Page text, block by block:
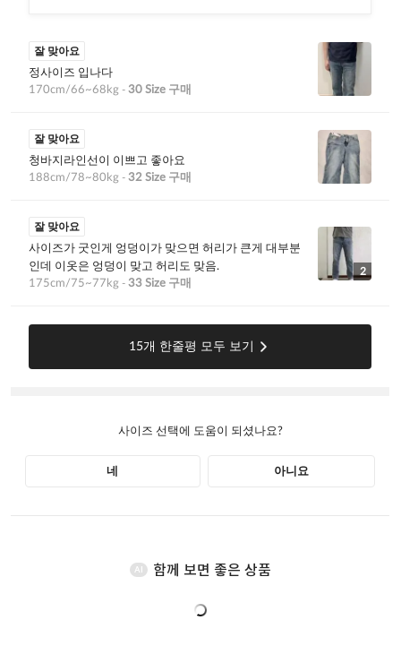
AI 함께 보면 좋은 상품